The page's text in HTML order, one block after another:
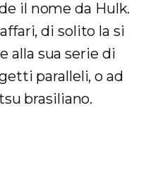
il nome da Hulk.
di solito la si
alla sua serie di
paralleli, o ad
brasiliano.